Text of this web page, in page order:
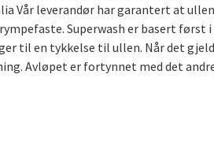
Vår leverandør har garantert at
Superwash er basert først
til en tykkelse til ullen. Når det
Avløpet er fortynnet med det